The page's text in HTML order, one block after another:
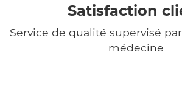
Satisfaction
Service de qualité supervisé
médecine